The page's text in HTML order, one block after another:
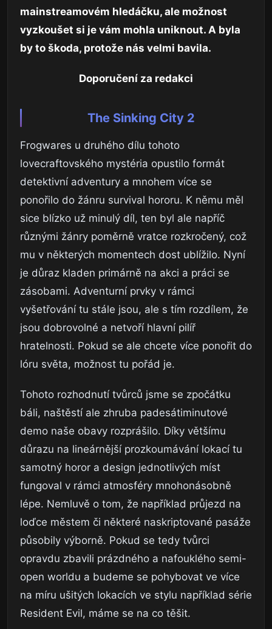
mainstreamovém hledáčku, ale možnost
vyzkoušet si je vám mohla uniknout. A byla
by to škoda, protože nás velmi bavila.
Doporučení za redakci
The Sinking City 2
Frogwares u druhého dílu tohoto
lovecraftovského mystéria opustilo formát
detektivní adventury a mnohem více se
ponořilo do žánru survival hororu. K němu měl
sice blízko už minulý díl, ten byl ale napříč
různými žánry poměrně vratce rozkročený, což
mu v některých momentech dost ublížilo. Nyní
je důraz kladen primárně na akci a práci se
zásobami. Adventurní prvky v rámci
vyšetřování tu stále jsou, ale s tím rozdílem, že
jsou dobrovolné a netvoří hlavní pilíř
hratelnosti. Pokud se ale chcete více ponořit do
lóru světa, možnost tu pořád je.
Tohoto rozhodnutí tvůrců jsme se zpočátku
báli, naštěstí ale zhruba padesátiminutové
demo naše obavy rozprášilo. Díky většímu
důrazu na lineárnější prozkoumávání lokací tu
samotný horor a design jednotlivých míst
fungoval v rámci atmosféry mnohonásobně
lépe. Nemluvě o tom, že například průjezd na
loďce městem či některé naskriptované pasáže
působily výborně. Pokud se tedy tvůrci
opravdu zbavili prázdného a nafouklého semi-
open worldu a budeme se pohybovat ve více
na míru ušitých lokacích ve stylu například série
Resident Evil, máme se na co těšit.